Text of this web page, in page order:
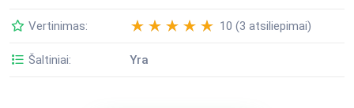
Vertinimas: 10 (3 atsiliepimai)
Šaltiniai: Yra